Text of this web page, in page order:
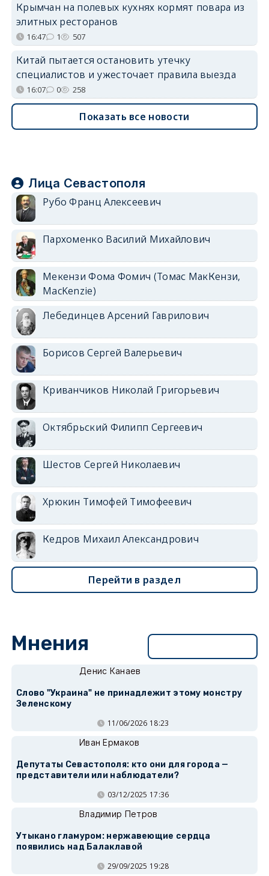
Крымчан на полевых кухнях кормят повара из
элитных ресторанов
16:47 1 507
Китай пытается остановить утечку
специалистов и ужесточает правила выезда
16:07 0 258
Показать все новости
Лица Севастополя
Рубо Франц Алексеевич
Пархоменко Василий Михайлович
Мекензи Фома Фомич (Томас МакКензи,
MacKenzie)
Лебединцев Арсений Гаврилович
Борисов Сергей Валерьевич
Криванчиков Николай Григорьевич
Октябрьский Филипп Сергеевич
Шестов Сергей Николаевич
Хрюкин Тимофей Тимофеевич
Кедров Михаил Александрович
Перейти в раздел
Мнения
Денис Канаев
Слово "Украина" не принадлежит этому монстру
Зеленскому
11/06/2026 18:23
Иван Ермаков
Депутаты Севастополя: кто они для города —
представители или наблюдатели?
03/12/2025 17:36
Владимир Петров
Утыкано гламуром: нержавеющие сердца
появились над Балаклавой
29/09/2025 19:28